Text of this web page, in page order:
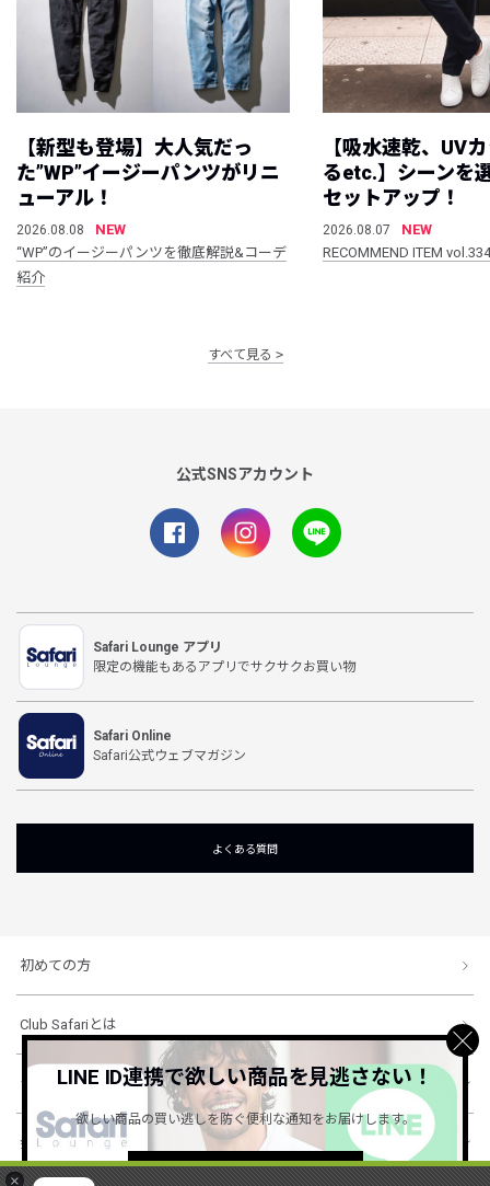
×
【新型も登場】大人気だっ
た”WP”イージーパンツがリニ
ューアル！
2026.08.08
NEW
“WP”のイージーパンツを徹底解説&コーデ
紹介
【吸水速乾、UV
るetc.】シーンを
セットアップ！
2026.08.07
NEW
RECOMMEND ITEM vol.334
すべて見る
公式SNSアカウント
Safari Lounge アプリ
限定の機能もあるアプリでサクサクお買い物
Safari Online
Safari公式ウェブマガジン
よくある質問
初めての方
Club Safariとは
ショッピングガイド
会社概要・規約
LINE ID連携で欲しい商品を見逃さない！
欲しい商品の買い逃しを防ぐ便利な通知をお届けします。
詳しくはこちら ＞